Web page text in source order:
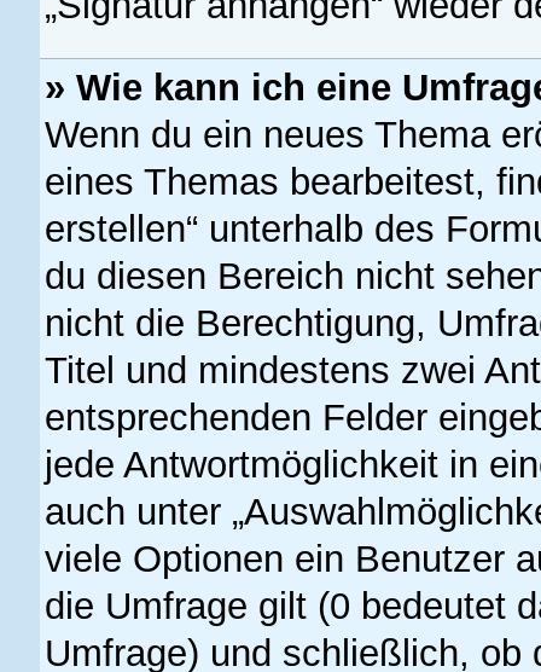
» Wie kann ich eine
Wenn du ein neues Thema
eines Themas bearbeitest,
erstellen“ unterhalb des
du diesen Bereich nicht
nicht die Berechtigung,
Titel und mindestens zwei
entsprechenden Felder
jede Antwortmöglichkeit in
auch unter
viele Optionen ein Benutzer
die Umfrage gilt (0 bedeutet
Umfrage) und schließlich, ob